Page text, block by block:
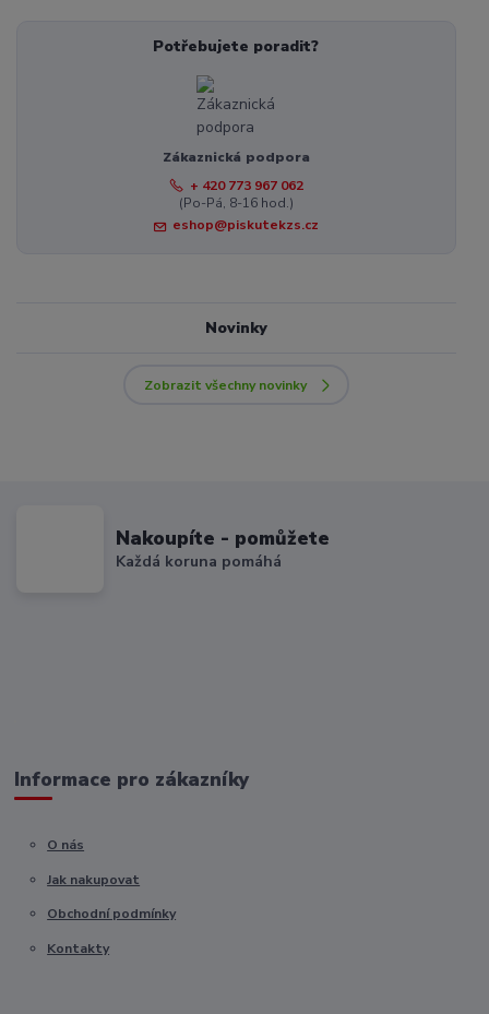
Potřebujete poradit?
Zákaznická podpora
+ 420 773 967 062
(Po-Pá, 8-16 hod.)
eshop@piskutekzs.cz
Novinky
Zobrazit všechny novinky
Nakoupíte - pomůžete
Každá koruna pomáhá
Informace pro zákazníky
O nás
Jak nakupovat
Obchodní podmínky
Kontakty